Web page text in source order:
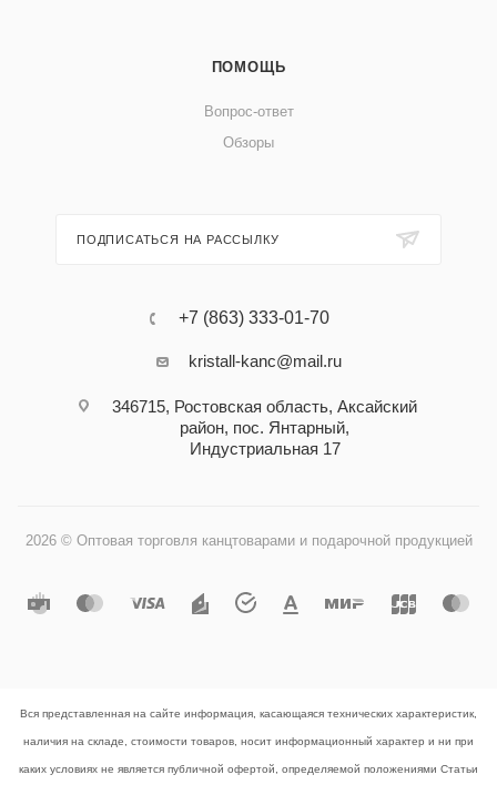
ПОМОЩЬ
Вопрос-ответ
Обзоры
ПОДПИСАТЬСЯ НА РАССЫЛКУ
+7 (863) 333-01-70
kristall-kanc@mail.ru
346715, Ростовская область​, Аксайский
район, пос. Янтарный,
Индустриальная 17
2026 © Оптовая торговля канцтоварами и подарочной продукцией
Вся представленная на сайте информация, касающаяся технических характеристик,
наличия на складе, стоимости товаров, носит информационный характер и ни при
каких условиях не является публичной офертой, определяемой положениями Статьи